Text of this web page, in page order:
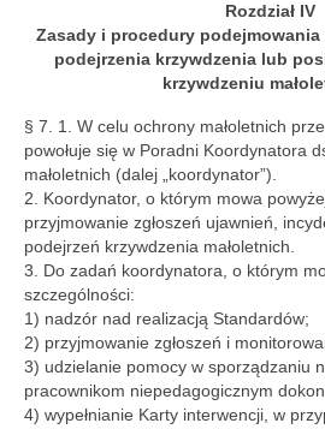
Rozdział IV
Zasady i procedury
podejrzenia krzywdzenia lub
krzywdzeniu
§ 7. 1. W celu ochrony małoletnich
powołuje się w Poradni Koordynatora
małoletnich (dalej „koordynator”).
2. Koordynator, o którym mowa
przyjmowanie zgłoszeń ujawnień,
podejrzeń krzywdzenia małoletnich.
3. Do zadań koordynatora, o którym
szczególności:
1) nadzór nad realizacją Standardów;
2) przyjmowanie zgłoszeń i
3) udzielanie pomocy w sporządzaniu
pracownikom niepedagogicznym
4) wypełnianie Karty interwencji, w